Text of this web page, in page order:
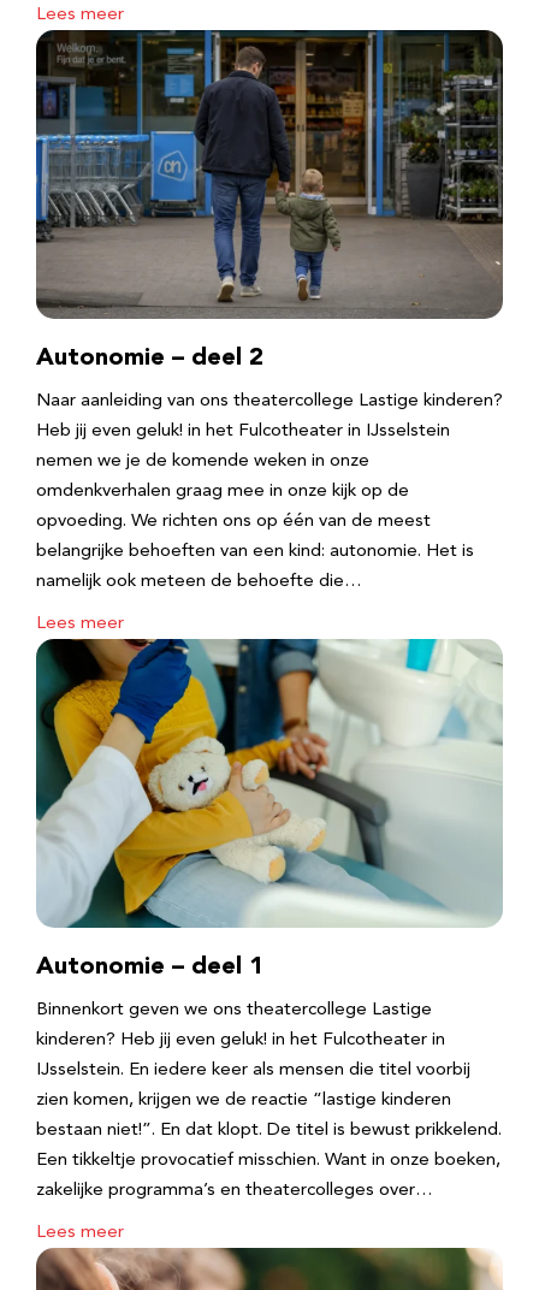
Lees meer
Autonomie – deel 2
Naar aanleiding van ons theatercollege Lastige kinderen?
Heb jij even geluk! in het Fulcotheater in IJsselstein
nemen we je de komende weken in onze
omdenkverhalen graag mee in onze kijk op de
opvoeding. We richten ons op één van de meest
belangrijke behoeften van een kind: autonomie. Het is
namelijk ook meteen de behoefte die…
Lees meer
Autonomie – deel 1
Binnenkort geven we ons theatercollege Lastige
kinderen? Heb jij even geluk! in het Fulcotheater in
IJsselstein. En iedere keer als mensen die titel voorbij
zien komen, krijgen we de reactie “lastige kinderen
bestaan niet!”. En dat klopt. De titel is bewust prikkelend.
Een tikkeltje provocatief misschien. Want in onze boeken,
zakelijke programma’s en theatercolleges over…
Lees meer